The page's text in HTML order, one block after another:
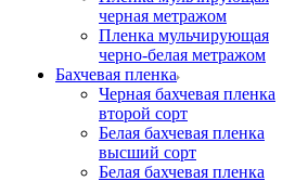
черная метражом
Пленка мульчирующая
черно-белая метражом
Бахчевая пленка
Черная бахчевая пленка
второй сорт
Белая бахчевая пленка
высший сорт
Белая бахчевая пленка